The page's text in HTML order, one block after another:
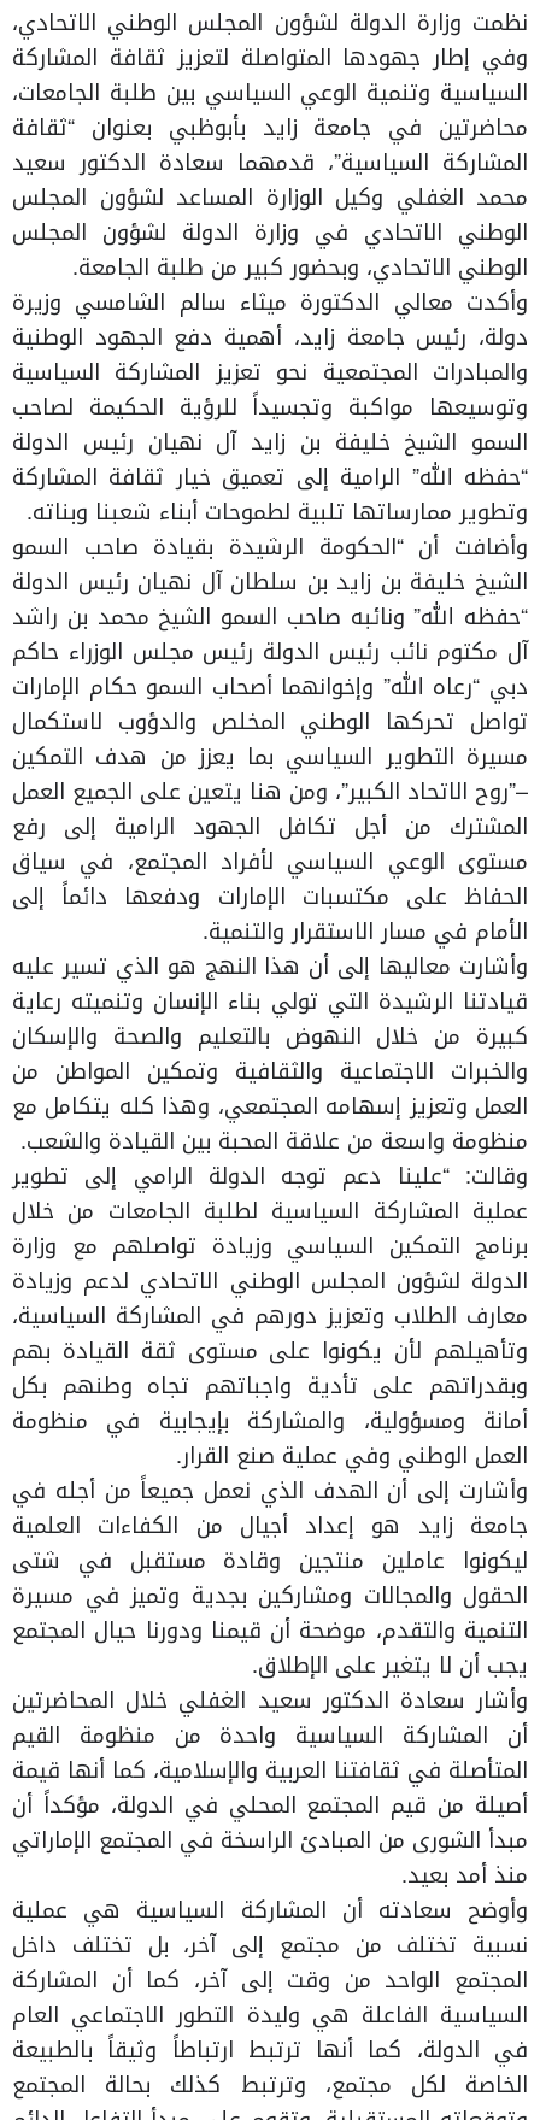
نظمت وزارة الدولة لشؤون المجلس الوطني الاتحادي،
وفي إطار جهودها المتواصلة لتعزيز ثقافة المشاركة
السياسية وتنمية الوعي السياسي بين طلبة الجامعات،
محاضرتين في جامعة زايد بأبوظبي بعنوان “ثقافة
المشاركة السياسية”، قدمهما سعادة الدكتور سعيد
محمد الغفلي وكيل الوزارة المساعد لشؤون المجلس
الوطني الاتحادي في وزارة الدولة لشؤون المجلس
الوطني الاتحادي، وبحضور كبير من طلبة الجامعة.
وأكدت معالي الدكتورة ميثاء سالم الشامسي وزيرة
دولة، رئيس جامعة زايد، أهمية دفع الجهود الوطنية
والمبادرات المجتمعية نحو تعزيز المشاركة السياسية
وتوسيعها مواكبة وتجسيداً للرؤية الحكيمة لصاحب
السمو الشيخ خليفة بن زايد آل نهيان رئيس الدولة
“حفظه الله” الرامية إلى تعميق خيار ثقافة المشاركة
وتطوير ممارساتها تلبية لطموحات أبناء شعبنا وبناته.
وأضافت أن “الحكومة الرشيدة بقيادة صاحب السمو
الشيخ خليفة بن زايد بن سلطان آل نهيان رئيس الدولة
“حفظه الله” ونائبه صاحب السمو الشيخ محمد بن راشد
آل مكتوم نائب رئيس الدولة رئيس مجلس الوزراء حاكم
دبي “رعاه الله” وإخوانهما أصحاب السمو حكام الإمارات
تواصل تحركها الوطني المخلص والدؤوب لاستكمال
مسيرة التطوير السياسي بما يعزز من هدف التمكين
–”روح الاتحاد الكبير”، ومن هنا يتعين على الجميع العمل
المشترك من أجل تكافل الجهود الرامية إلى رفع
مستوى الوعي السياسي لأفراد المجتمع، في سياق
الحفاظ على مكتسبات الإمارات ودفعها دائماً إلى
الأمام في مسار الاستقرار والتنمية.
وأشارت معاليها إلى أن هذا النهج هو الذي تسير عليه
قيادتنا الرشيدة التي تولي بناء الإنسان وتنميته رعاية
كبيرة من خلال النهوض بالتعليم والصحة والإسكان
والخبرات الاجتماعية والثقافية وتمكين المواطن من
العمل وتعزيز إسهامه المجتمعي، وهذا كله يتكامل مع
منظومة واسعة من علاقة المحبة بين القيادة والشعب.
وقالت: “علينا دعم توجه الدولة الرامي إلى تطوير
عملية المشاركة السياسية لطلبة الجامعات من خلال
برنامج التمكين السياسي وزيادة تواصلهم مع وزارة
الدولة لشؤون المجلس الوطني الاتحادي لدعم وزيادة
معارف الطلاب وتعزيز دورهم في المشاركة السياسية،
وتأهيلهم لأن يكونوا على مستوى ثقة القيادة بهم
وبقدراتهم على تأدية واجباتهم تجاه وطنهم بكل
أمانة ومسؤولية، والمشاركة بإيجابية في منظومة
العمل الوطني وفي عملية صنع القرار.
وأشارت إلى أن الهدف الذي نعمل جميعاً من أجله في
جامعة زايد هو إعداد أجيال من الكفاءات العلمية
ليكونوا عاملين منتجين وقادة مستقبل في شتى
الحقول والمجالات ومشاركين بجدية وتميز في مسيرة
التنمية والتقدم، موضحة أن قيمنا ودورنا حيال المجتمع
يجب أن لا يتغير على الإطلاق.
وأشار سعادة الدكتور سعيد الغفلي خلال المحاضرتين
أن المشاركة السياسية واحدة من منظومة القيم
المتأصلة في ثقافتنا العربية والإسلامية، كما أنها قيمة
أصيلة من قيم المجتمع المحلي في الدولة، مؤكداً أن
مبدأ الشورى من المبادئ الراسخة في المجتمع الإماراتي
منذ أمد بعيد.
وأوضح سعادته أن المشاركة السياسية هي عملية
نسبية تختلف من مجتمع إلى آخر، بل تختلف داخل
المجتمع الواحد من وقت إلى آخر، كما أن المشاركة
السياسية الفاعلة هي وليدة التطور الاجتماعي العام
في الدولة، كما أنها ترتبط ارتباطاً وثيقاً بالطبيعة
الخاصة لكل مجتمع، وترتبط كذلك بحالة المجتمع